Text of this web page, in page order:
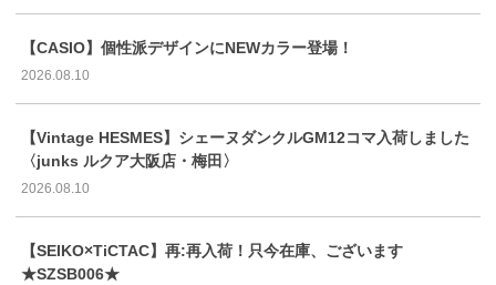
【CASIO】個性派デザインにNEWカラー登場！
2026.08.10
【Vintage HESMES】シェーヌダンクルGM12コマ入荷しました
〈junks ルクア大阪店・梅田〉
2026.08.10
【SEIKO×TiCTAC】再:再入荷！只今在庫、ございます
★SZSB006★